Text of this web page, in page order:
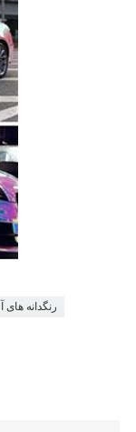
رنگدانه های